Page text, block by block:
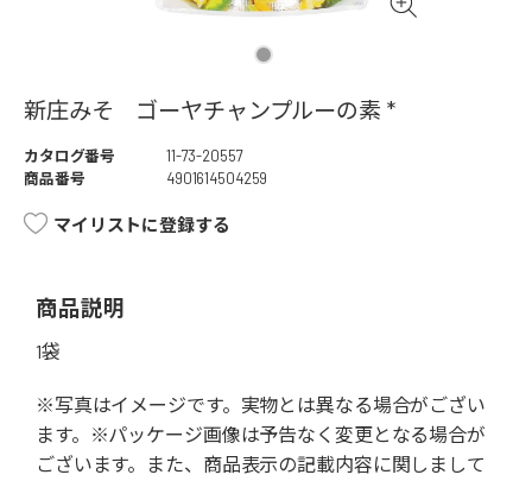
新庄みそ ゴーヤチャンプルーの素 *
カタログ番号
11-73-20557
商品番号
4901614504259
マイリストに登録する
商品説明
1袋
※写真はイメージです。実物とは異なる場合がござい
ます。※パッケージ画像は予告なく変更となる場合が
ございます。また、商品表示の記載内容に関しまして